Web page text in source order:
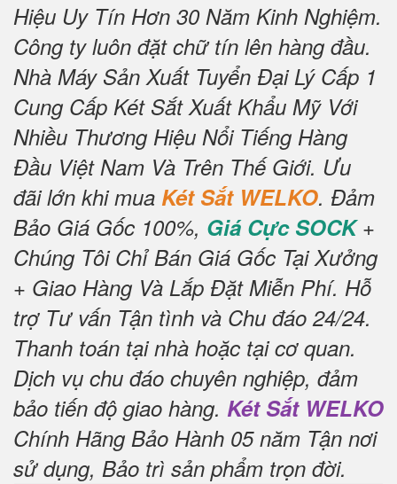
Hiệu Uy Tín Hơn 30 Năm Kinh Nghiệm.
Công ty luôn đặt chữ tín lên hàng đầu.
Nhà Máy Sản Xuất Tuyển Đại Lý Cấp 1
Cung Cấp Két Sắt Xuất Khẩu Mỹ Với
Nhiều Thương Hiệu Nổi Tiếng Hàng
Đầu Việt Nam Và Trên Thế Giới. Ưu
đãi lớn khi mua Két Sắt WELKO. Đảm
Bảo Giá Gốc 100%, Giá Cực SOCK+
Chúng Tôi Chỉ Bán Giá Gốc Tại Xưởng
+ Giao Hàng Và Lắp Đặt Miễn Phí. Hỗ
trợ Tư vấn Tận tình và Chu đáo 24/24.
Thanh toán tại nhà hoặc tại cơ quan.
Dịch vụ chu đáo chuyên nghiệp, đảm
bảo tiến độ giao hàng. Két Sắt WELKO
Chính Hãng Bảo Hành 05 năm Tận nơi
sử dụng, Bảo trì sản phẩm trọn đời.